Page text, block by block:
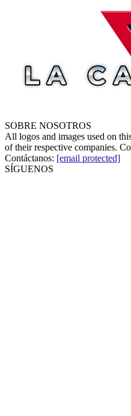
SOBRE NOSOTROS
All logos and images used on
of their respective companies.
Contáctanos: [email protected]
SÍGUENOS